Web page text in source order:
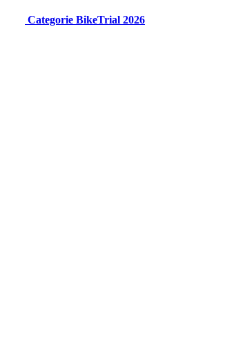
Categorie BikeTrial 2026